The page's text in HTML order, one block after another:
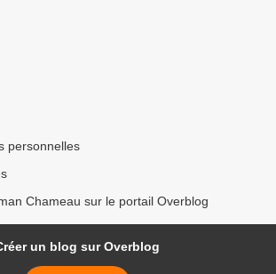
personnelles
Chameau sur le portail Overblog
un blog sur Overblog